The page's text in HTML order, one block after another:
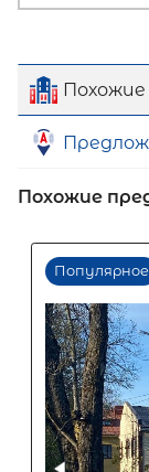
Первый
Похожие